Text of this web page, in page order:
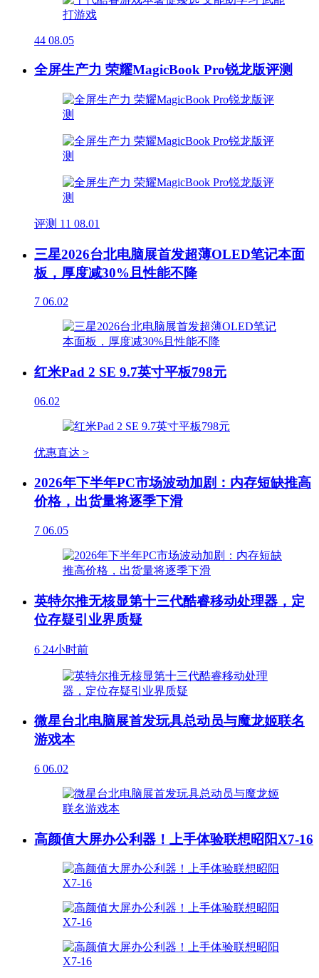
44 08.05
全屏生产力 荣耀MagicBook Pro锐龙版评测
评测 11 08.01
三星2026台北电脑展首发超薄OLED笔记本面
板，厚度减30%且性能不降
7 06.02
红米Pad 2 SE 9.7英寸平板798元
06.02
优惠直达 >
2026年下半年PC市场波动加剧：内存短缺推高
价格，出货量将逐季下滑
7 06.05
英特尔推无核显第十三代酷睿移动处理器，定
位存疑引业界质疑
6 24小时前
微星台北电脑展首发玩具总动员与魔龙姬联名
游戏本
6 06.02
高颜值大屏办公利器！上手体验联想昭阳X7-16